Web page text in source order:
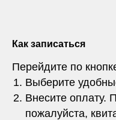
Как записаться
Перейдите по
Выберите
Внесите оплату.
пожалуйста,